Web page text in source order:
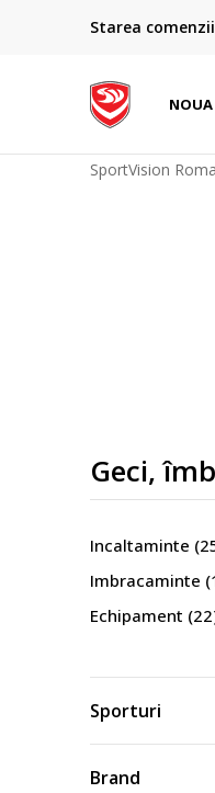
Starea comenzii
Plateste cu
NOUA
SportVision
Geci,
Incaltaminte
Imbracaminte
Echipament
Sporturi
Brand